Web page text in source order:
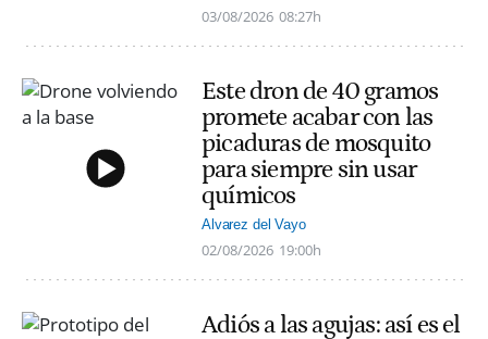
03/08/2026 08:27h
Este dron de 40 gramos
promete acabar con las
picaduras de mosquito
para siempre sin usar
químicos
Alvarez del Vayo
02/08/2026 19:00h
Adiós a las agujas: así es el